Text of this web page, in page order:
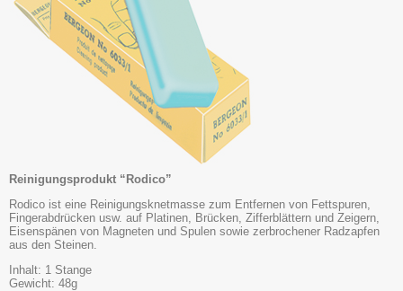
Reinigungsprodukt “Rodico”
Rodico ist eine Reinigungsknetmasse zum Entfernen von Fettspuren,
Fingerabdrücken usw. auf Platinen, Brücken, Zifferblättern und Zeigern,
Eisenspänen von Magneten und Spulen sowie zerbrochener Radzapfen
aus den Steinen.
Inhalt: 1 Stange
Gewicht: 48g